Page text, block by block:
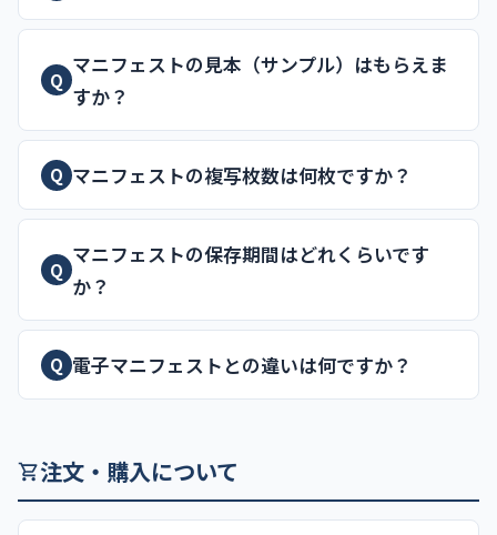
Q
マニフェストの見本（サンプル）はもらえま
すか？
Q マニフェストの複写枚数は何枚ですか？
Q
マニフェストの保存期間はどれくらいです
か？
Q 電子マニフェストとの違いは何ですか？
注文・購入について